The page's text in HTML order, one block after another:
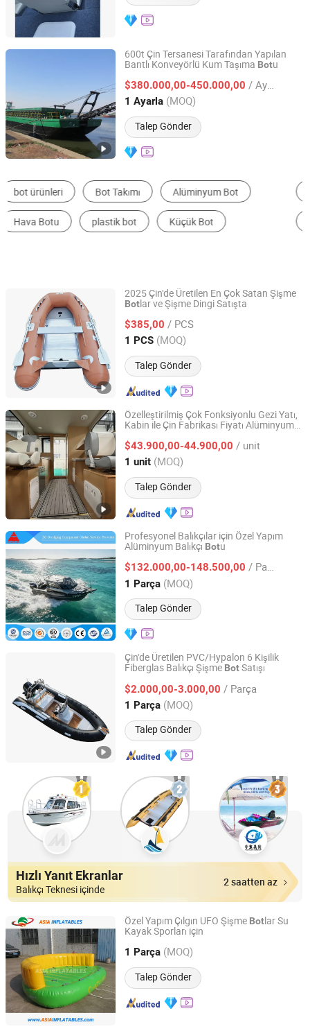
600t Çin Tersanesi Tarafından Yapılan
Bantlı Konveyörlü Kum Taşıma Botu
$380.000,00-450.000,00 / Ayarla
1 Ayarla (MOQ)
Talep Gönder
Qingzhou Junhang Environmental Protection Technology
Shandong, China Fiyat 2025
Yat Balıkçı Teknesi Su Oyun Ekipmanları
Kayık Sürat Teknesi Yolcu Gemisi
2025 Çin'de Üretilen En Çok Satan Şişme
Botlar ve Şişme Dingi Satışta
$385,00 / PCS
1 PCS (MOQ)
Talep Gönder
Qingdao Haijia Yacht Co., Ltd.
Shandong, China Fiyat 2025
Özelleştirilmiş Çok Fonksiyonlu Gezi Yatı,
Kabin ile Çin Fabrikası Fiyatı Alüminyum
$43.900,00-44.900,00 / unit
1 unit (MOQ)
Talep Gönder
Qingdao Allhonor Boat Co., Ltd.
Shandong, China Fiyat 2025
Profesyonel Balıkçılar için Özel Yapım
Alüminyum Balıkçı Botu
$132.000,00-148.500,00 / Parça
1 Parça (MOQ)
Talep Gönder
Qingdao Jinmeng Ship Trading Co., Ltd.
Shandong, China Fiyat 2026
Çin'de Üretilen PVC/Hypalon 6 Kişilik
Fiberglas Balıkçı Şişme BotSatışı
$2.000,00-3.000,00 / Parça
1 Parça (MOQ)
Talep Gönder
Qingdao Lanzhou Boat Co., Ltd
Shandong, China Fiyat 2024
Hızlı Yanıt Ekranlar
Balıkçı Teknesi içinde
2 saatten az
Özel Yapım Çılgın UFO Şişme Botlar Su
Kayak Sporları için
1 Parça (MOQ)
Talep Gönder
Guangzhou Asia Inflatables Co., Ltd.
Guangdong, China Fiyat 2008